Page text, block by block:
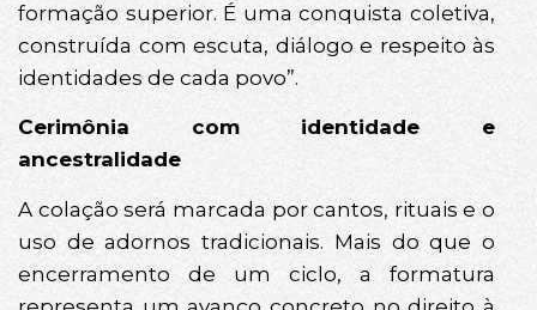
formação superior. É uma conquista coletiva,
construída com escuta, diálogo e respeito às
identidades de cada povo”.
Cerimônia com identidade e
ancestralidade
A colação será marcada por cantos, rituais e o
uso de adornos tradicionais. Mais do que o
encerramento de um ciclo, a formatura